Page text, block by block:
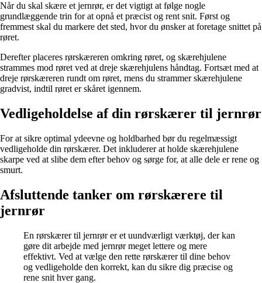
Når du skal skære et jernrør, er det vigtigt at følge nogle
grundlæggende trin for at opnå et præcist og rent snit. Først og
fremmest skal du markere det sted, hvor du ønsker at foretage snittet på
røret.
Derefter placeres rørskæreren omkring røret, og skærehjulene
strammes mod røret ved at dreje skærehjulens håndtag. Fortsæt med at
dreje rørskæreren rundt om røret, mens du strammer skærehjulene
gradvist, indtil røret er skåret igennem.
Vedligeholdelse af din rørskærer til jernrør
For at sikre optimal ydeevne og holdbarhed bør du regelmæssigt
vedligeholde din rørskærer. Det inkluderer at holde skærehjulene
skarpe ved at slibe dem efter behov og sørge for, at alle dele er rene og
smurt.
Afsluttende tanker om rørskærere til
jernrør
En rørskærer til jernrør er et uundværligt værktøj, der kan
gøre dit arbejde med jernrør meget lettere og mere
effektivt. Ved at vælge den rette rørskærer til dine behov
og vedligeholde den korrekt, kan du sikre dig præcise og
rene snit hver gang.